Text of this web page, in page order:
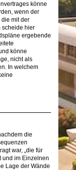
könne
wenn der
mit der
scheide hier
ergebende
könne
nicht als
In welchem
die
war, „die für
und im Einzelnen
Lage der Wände